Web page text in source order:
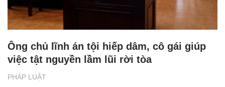
PHÁP LUẬT
Ông chủ lĩnh án tội hiếp dâm, cô gái giúp
việc tật nguyền lầm lũi rời tòa